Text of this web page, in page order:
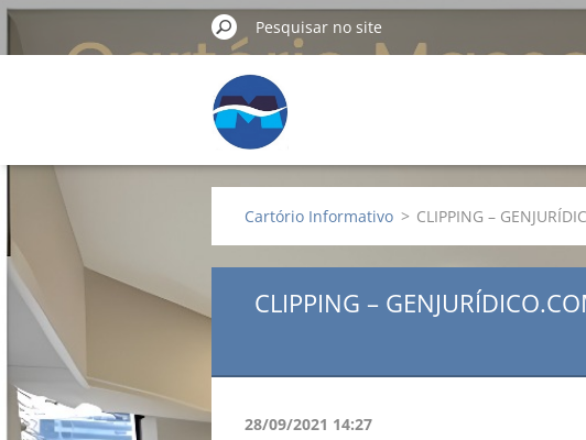
Cartório Informativo > CLIPPING –
CLIPPING –
28/09/2021 14:27